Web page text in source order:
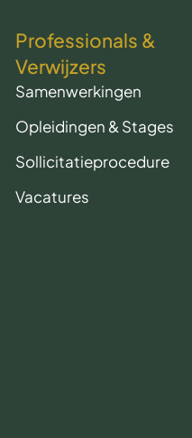
Professionals &
Verwijzers
Samenwerkingen
Opleidingen & Stages
Sollicitatieprocedure
Vacatures